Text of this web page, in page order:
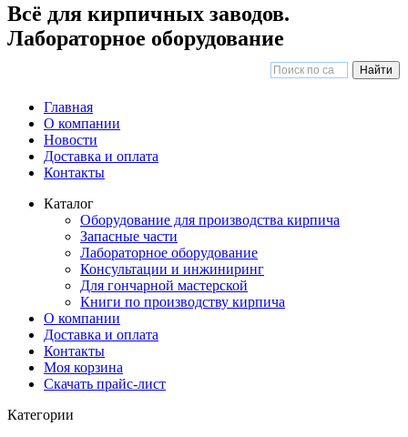
Всё для кирпичных заводов.
Лабораторное оборудование
Главная
О компании
Новости
Доставка и оплата
Контакты
Каталог
Оборудование для производства кирпича
Запасные части
Лабораторное оборудование
Консультации и инжиниринг
Для гончарной мастерской
Книги по производству кирпича
О компании
Доставка и оплата
Контакты
Моя корзина
Скачать прайс-лист
Категории